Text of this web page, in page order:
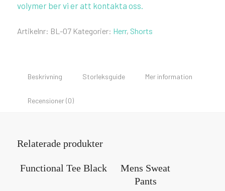
volymer ber vi er att kontakta oss.
Artikelnr: BL-07 Kategorier: Herr, Shorts
Beskrivning Storleksguide Mer information
Recensioner (0)
Relaterade produkter
Functional Tee Black
Mens Sweat
Pants